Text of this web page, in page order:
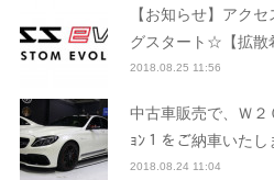
【お知らせ】アク
グスタート☆【拡散
2018.08.25 11:56
中古車販売で、Ｗ
ｮﾝ１をご納車いたし
2018.08.24 11:04